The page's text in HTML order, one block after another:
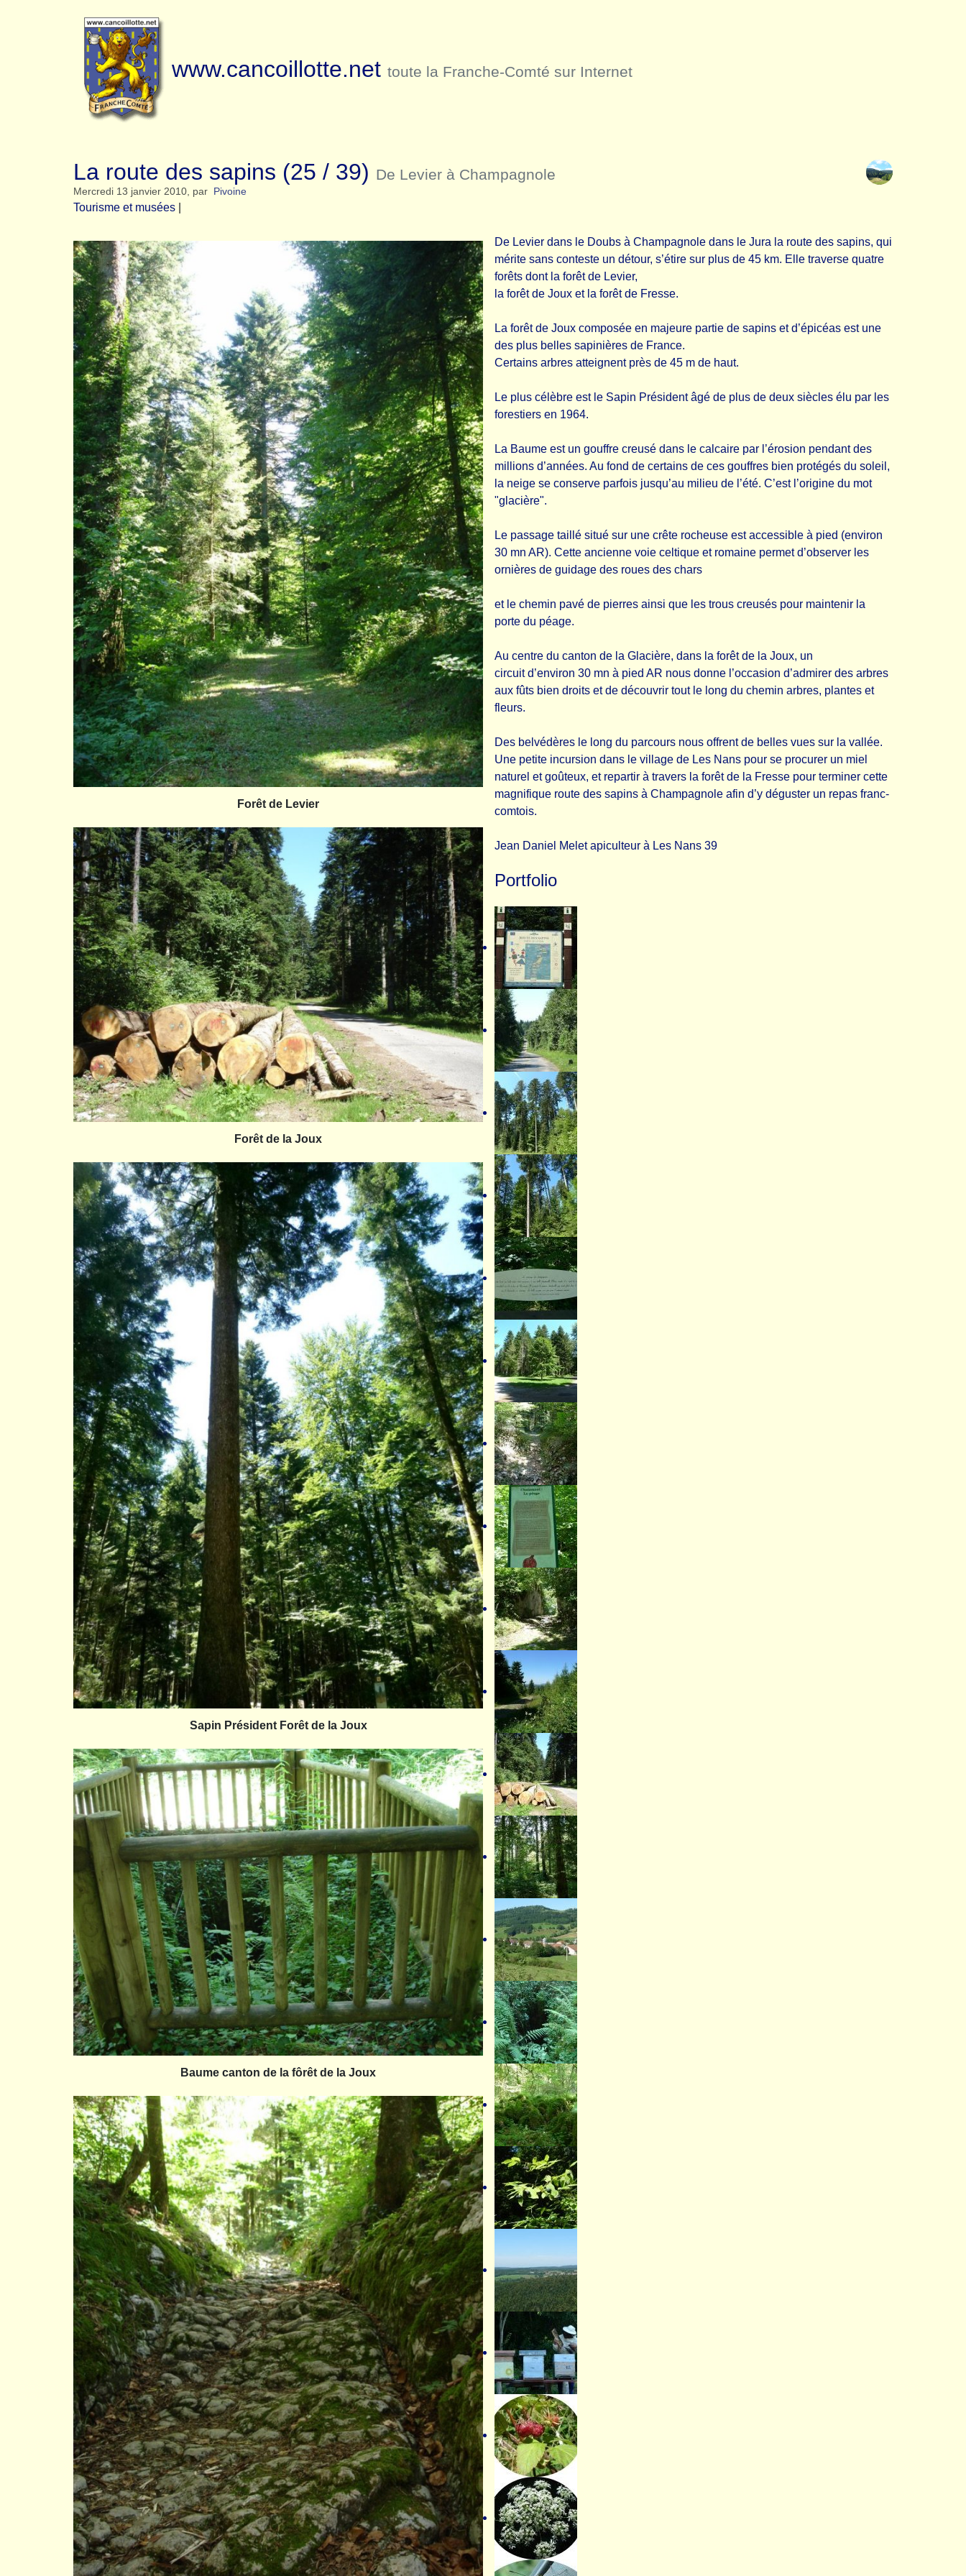
www.cancoillotte.net toute la Franche-Comté sur Internet
La route des sapins (25 / 39) De Levier à Champagnole
Mercredi 13 janvier 2010, par Pivoine
Tourisme et musées
Forêt de Levier
De Levier dans le Doubs à Champagnole dans le Jura la route des sapins, qui
mérite sans conteste un détour, s’étire sur plus de 45 km. Elle traverse quatre
forêts dont la forêt de Levier,
la forêt de Joux et la forêt de Fresse.
Forêt de la Joux
La forêt de Joux composée en majeure partie de sapins et d’épicéas est une
des plus belles sapinières de France.
Certains arbres atteignent près de 45 m de haut.
Sapin Président Forêt de la Joux
Le plus célèbre est le Sapin Président âgé de plus de deux siècles élu par les
forestiers en 1964.
La Baume est un gouffre creusé dans le calcaire par l’érosion pendant des
millions d’années. Au fond de certains de ces gouffres bien protégés du soleil,
la neige se conserve parfois jusqu’au milieu de l’été. C’est l’origine du mot
"glacière".
Baume canton de la fôrêt de la Joux
Le passage taillé situé sur une crête rocheuse est accessible à pied (environ
30 mn AR). Cette ancienne voie celtique et romaine permet d’observer les
ornières de guidage des roues des chars
et le chemin pavé de pierres ainsi que les trous creusés pour maintenir la
porte du péage.
Au centre du canton de la Glacière, dans la forêt de la Joux, un
circuit d’environ 30 mn à pied AR nous donne l’occasion d’admirer des arbres
aux fûts bien droits et de découvrir tout le long du chemin arbres, plantes et
fleurs.
Des belvédères le long du parcours nous offrent de belles vues sur la vallée.
Une petite incursion dans le village de Les Nans pour se procurer un miel
naturel et goûteux, et repartir à travers la forêt de la Fresse pour terminer cette
magnifique route des sapins à Champagnole afin d’y déguster un repas franc-
comtois.
Jean Daniel Melet apiculteur à Les Nans 39
Portfolio